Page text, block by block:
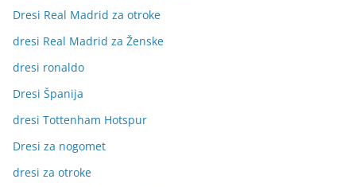
Dresi Real Madrid za otroke
dresi Real Madrid za Ženske
dresi ronaldo
Dresi Španija
dresi Tottenham Hotspur
Dresi za nogomet
dresi za otroke